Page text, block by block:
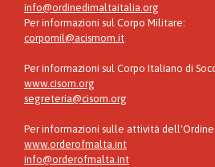
info@ordinedimaltaitalia.org
Per informazioni sul Corpo Militare:
corpomil@acismom.it
Per informazioni sul Corpo Italiano di
www.cisom.org
segreteria@cisom.org
Per informazioni sulle attività
www.orderofmalta.int
info@orderofmalta.int